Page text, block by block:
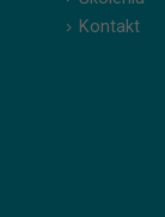
Kontakt